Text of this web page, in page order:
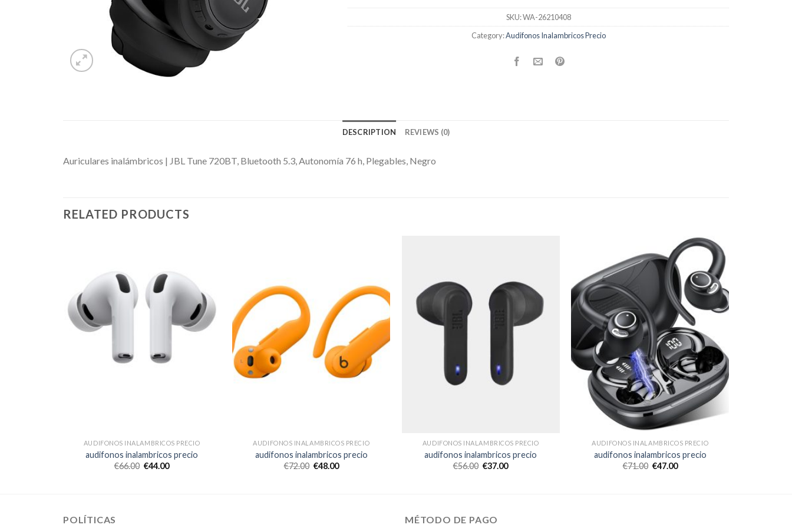
SKU:WA-26210408
Category:Audifonos Inalambricos Precio
DESCRIPTION REVIEWS (0)
Auriculares inalámbricos | JBL Tune 720BT, Bluetooth 5.3, Autonomía 76 h, Plegables, Negro
RELATED PRODUCTS
AUDIFONOS INALAMBRICOS PRECIO
audifonos inalambricos precio
€66.00 €44.00
AUDIFONOS INALAMBRICOS PRECIO
audifonos inalambricos precio
€72.00 €48.00
AUDIFONOS INALAMBRICOS PRECIO
audifonos inalambricos precio
€56.00 €37.00
AUDIFONOS INALAMBRICOS PRECIO
audifonos inalambricos precio
€71.00 €47.00
POLÍTICAS MÉTODO DE PAGO